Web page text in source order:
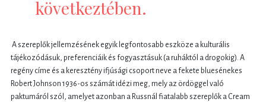
következtében.
A szereplők jellemzésének egyik legfontosabb eszköze a kulturális
tájékozódásuk, preferenciáik és fogyasztásuk (a ruháktól a drogokig). A
regény címe és a keresztény ifjúsági csoport neve a fekete bluesénekes
Robert Johnson 1936-os számát idézi meg, mely az ördöggel való
paktumáról szól, amelyet azonban a Russnál fiatalabb szereplők a Cream